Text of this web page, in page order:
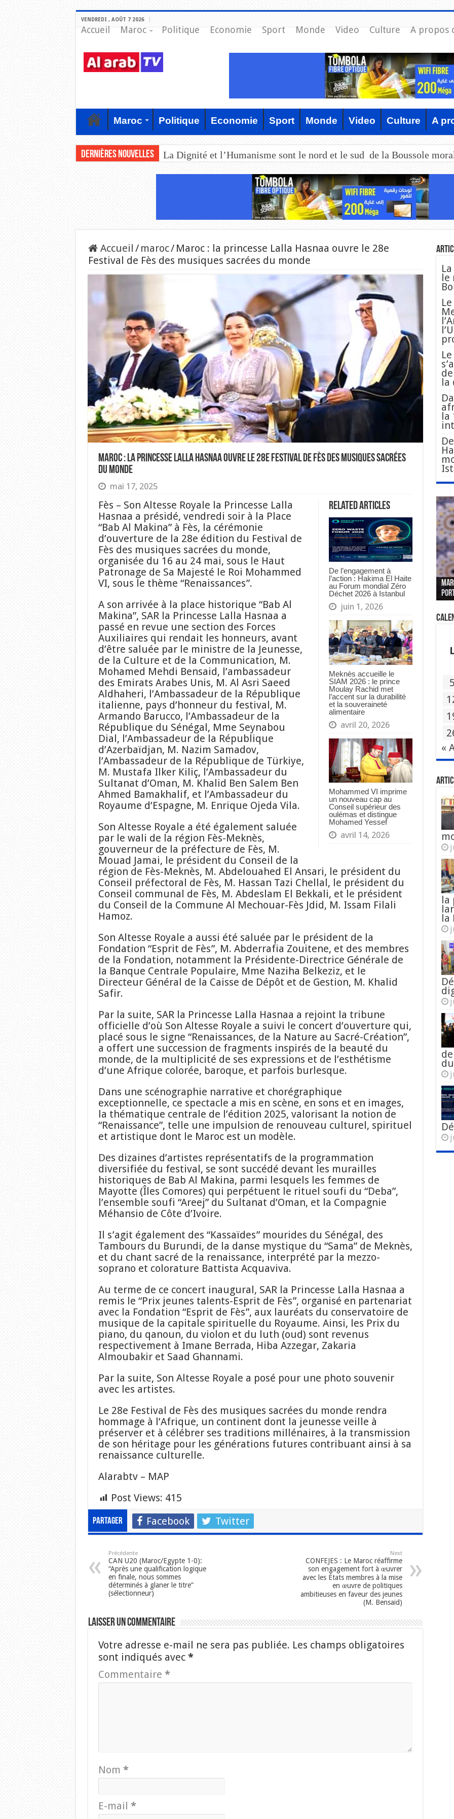
VENDREDI , AOÛT 7 2026
Accueil Maroc Politique Economie Sport Monde Video Culture A propos
Maroc Politique Economie Sport Monde Video Culture A
Dernières nouvelles La Dignité et l’Humanisme sont le nord et le sud de la Boussole
Accueil / maroc/ Maroc : la princesse Lalla Hasnaa ouvre le 28e
Festival de Fès des musiques sacrées du monde
Maroc : la princesse Lalla Hasnaa ouvre le 28e Festival de Fès des musiques sacrées
du monde
mai 17, 2025
Related Articles
De l’engagement à
l’action : Hakima El Haite
au Forum mondial Zéro
Déchet 2026 à Istanbul
juin 1, 2026
Meknès accueille le
SIAM 2026 : le prince
Moulay Rachid met
l’accent sur la durabilité
et la souveraineté
alimentaire
avril 20, 2026
Mohammed VI imprime
un nouveau cap au
Conseil supérieur des
oulémas et distingue
Mohamed Yessef
avril 14, 2026
Fès – Son Altesse Royale la Princesse Lalla
Hasnaa a présidé, vendredi soir à la Place
“Bab Al Makina” à Fès, la cérémonie
d’ouverture de la 28e édition du Festival de
Fès des musiques sacrées du monde,
organisée du 16 au 24 mai, sous le Haut
Patronage de Sa Majesté le Roi Mohammed
VI, sous le thème “Renaissances”.
A son arrivée à la place historique “Bab Al
Makina”, SAR la Princesse Lalla Hasnaa a
passé en revue une section des Forces
Auxiliaires qui rendait les honneurs, avant
d’être saluée par le ministre de la Jeunesse,
de la Culture et de la Communication, M.
Mohamed Mehdi Bensaid, l’ambassadeur
des Emirats Arabes Unis, M. Al Asri Saeed
Aldhaheri, l’Ambassadeur de la République
italienne, pays d’honneur du festival, M.
Armando Barucco, l’Ambassadeur de la
République du Sénégal, Mme Seynabou
Dial, l’Ambassadeur de la République
d’Azerbaïdjan, M. Nazim Samadov,
l’Ambassadeur de la République de Türkiye,
M. Mustafa Ilker Kiliç, l’Ambassadeur du
Sultanat d’Oman, M. Khalid Ben Salem Ben
Ahmed Bamakhalif, et l’Ambassadeur du
Royaume d’Espagne, M. Enrique Ojeda Vila.
Son Altesse Royale a été également saluée
par le wali de la région Fès-Meknès,
gouverneur de la préfecture de Fès, M.
Mouad Jamai, le président du Conseil de la
région de Fès-Meknès, M. Abdelouahed El Ansari, le président du
Conseil préfectoral de Fès, M. Hassan Tazi Chellal, le président du
Conseil communal de Fès, M. Abdeslam El Bekkali, et le président
du Conseil de la Commune Al Mechouar-Fès Jdid, M. Issam Filali
Hamoz.
Son Altesse Royale a aussi été saluée par le président de la
Fondation “Esprit de Fès”, M. Abderrafia Zouitene, et des membres
de la Fondation, notamment la Présidente-Directrice Générale de
la Banque Centrale Populaire, Mme Naziha Belkeziz, et le
Directeur Général de la Caisse de Dépôt et de Gestion, M. Khalid
Safir.
Par la suite, SAR la Princesse Lalla Hasnaa a rejoint la tribune
officielle d’où Son Altesse Royale a suivi le concert d’ouverture qui,
placé sous le signe “Renaissances, de la Nature au Sacré-Création”,
a offert une succession de fragments inspirés de la beauté du
monde, de la multiplicité de ses expressions et de l’esthétisme
d’une Afrique colorée, baroque, et parfois burlesque.
Dans une scénographie narrative et chorégraphique
exceptionnelle, ce spectacle a mis en scène, en sons et en images,
la thématique centrale de l’édition 2025, valorisant la notion de
“Renaissance”, telle une impulsion de renouveau culturel, spirituel
et artistique dont le Maroc est un modèle.
Des dizaines d’artistes représentatifs de la programmation
diversifiée du festival, se sont succédé devant les murailles
historiques de Bab Al Makina, parmi lesquels les femmes de
Mayotte (Îles Comores) qui perpétuent le rituel soufi du “Deba”,
l’ensemble soufi “Areej” du Sultanat d’Oman, et la Compagnie
Méhansio de Côte d’Ivoire.
Il s’agit également des “Kassaïdes” mourides du Sénégal, des
Tambours du Burundi, de la danse mystique du “Sama” de Meknès,
et du chant sacré de la renaissance, interprété par la mezzo-
soprano et colorature Battista Acquaviva.
Au terme de ce concert inaugural, SAR la Princesse Lalla Hasnaa a
remis le “Prix jeunes talents-Esprit de Fès”, organisé en partenariat
avec la Fondation “Esprit de Fès”, aux lauréats du conservatoire de
musique de la capitale spirituelle du Royaume. Ainsi, les Prix du
piano, du qanoun, du violon et du luth (oud) sont revenus
respectivement à Imane Berrada, Hiba Azzegar, Zakaria
Almoubakir et Saad Ghannami.
Par la suite, Son Altesse Royale a posé pour une photo souvenir
avec les artistes.
Le 28e Festival de Fès des musiques sacrées du monde rendra
hommage à l’Afrique, un continent dont la jeunesse veille à
préserver et à célébrer ses traditions millénaires, à la transmission
de son héritage pour les générations futures contribuant ainsi à sa
renaissance culturelle.
Alarabtv – MAP
Post Views: 415
Partager Facebook Twitter
Précédente
CAN U20 (Maroc/Egypte 1-0):
“Après une qualification logique
en finale, nous sommes
déterminés à glaner le titre”
(sélectionneur)
Next
CONFEJES : Le Maroc réaffirme
son engagement fort à œuvrer
avec les États membres à la mise
en œuvre de politiques
ambitieuses en faveur des jeunes
(M. Bensaid)
Laisser un commentaire
Votre adresse e-mail ne sera pas publiée. Les champs obligatoires
sont indiqués avec *
Commentaire *
Nom *
E-mail *
le
la
la
Le
des
«
L
5
«
la
la